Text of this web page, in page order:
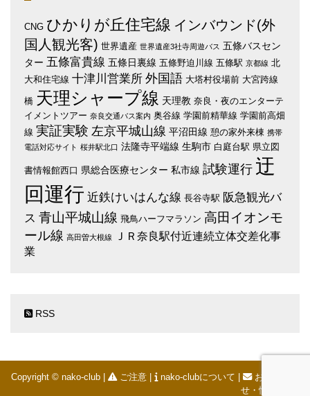
CNG ひかりが丘住宅線 インバウンド(外
国人観光客) 世界遺産 世界遺産3社寺周遊バス 五條バスセン
ター 五條富貴線 五條日裏線 五條野迫川線 五條駅 京都線 北
大和住宅線 十津川営業所 外国語 大塔村役場前 大宮跨線
橋 天理シャープ線 天理教 奈良・夜のエンターテ
イメントツアー 奈良交通バス案内 奥谷線 学園前精華線 学園前高畑
線 実証実験 左京平城山線 平沼田線 憩の家外来棟 携帯
電話対応サイト 桜井駅北口 法隆寺平端線 生駒市 白庭台駅 県立図
書情報館西口 県総合医療センター 私市線 試験運行 迂
回運行 近鉄けいはんな線 長谷寺駅 阪急観光バ
ス 青山平城山線 飛鳥ハーフマラソン 高田イオンモ
ール線 高田曽大根線
ＪＲ奈良駅付近連続立体交差化事
業
RSS
Copyright © nako-club | ご注意 | nako-clubについて |
お問い合わ
せ・情報提供